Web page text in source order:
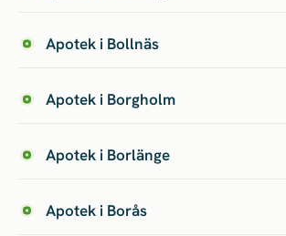
Apotek i Bollnäs
Apotek i Borgholm
Apotek i Borlänge
Apotek i Borås